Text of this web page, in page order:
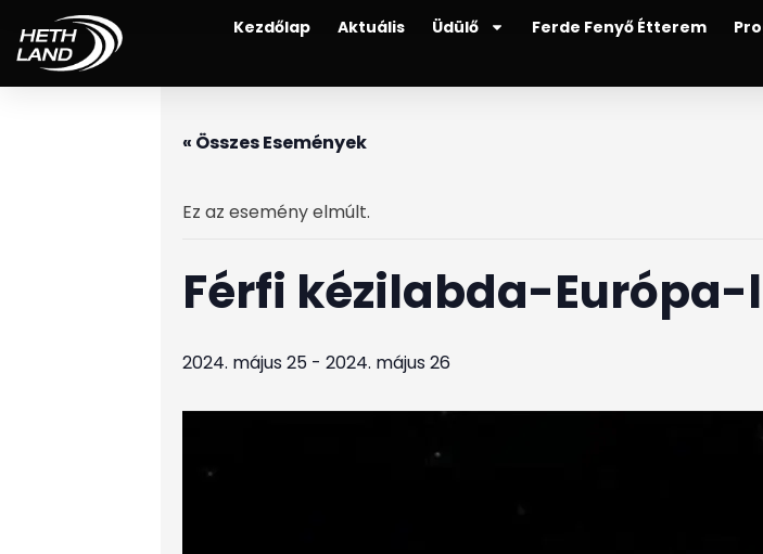
Kezdőlap Aktuális Üdülő Ferde Fenyő Étterem
« Összes Események
Ez az esemény elmúlt.
Férfi kézilabda-
2024. május 25 - 2024. május 26